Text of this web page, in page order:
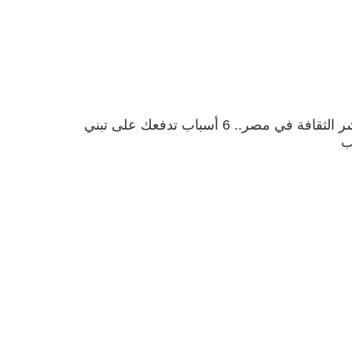
لنشر الثقافة في مصر.. 6 أسباب تدفعك على تبني